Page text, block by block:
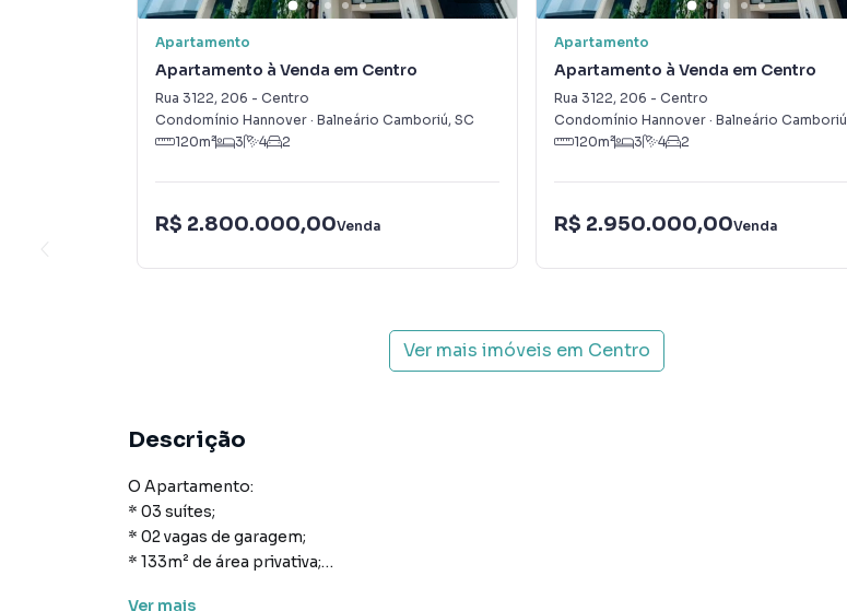
Apartamento
Apartamento à Venda em Centro
Rua 3122, 206 - Centro
Condomínio Hannover · Balneário Camboriú, SC
120m² 3 4 2
R$ 2.800.000,00Venda
Apartamento
Apartamento à Venda em Centro
Rua 3122, 206 - Centro
Condomínio Hannover · Balneário Camboriú
120m² 3 4 2
R$ 2.950.000,00Venda
Ver mais imóveis em Centro
Descrição
O Apartamento:
* 03 suítes;
* 02 vagas de garagem;
* 133m² de área privativa;
Ver mais